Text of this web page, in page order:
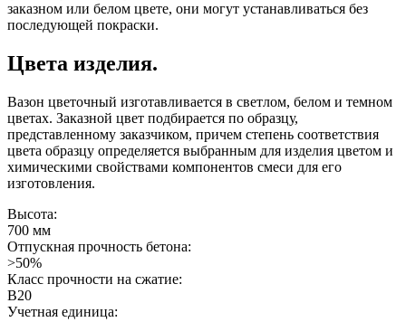
заказном или белом цвете, они могут устанавливаться без
последующей покраски.
Цвета изделия.
Вазон цветочный изготавливается в светлом, белом и темном
цветах. Заказной цвет подбирается по образцу,
представленному заказчиком, причем степень соответствия
цвета образцу определяется выбранным для изделия цветом и
химическими свойствами компонентов смеси для его
изготовления.
Высота:
700 мм
Отпускная прочность бетона:
>50%
Класс прочности на сжатие:
B20
Учетная единица: